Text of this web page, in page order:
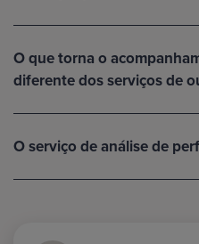
O que torna o
diferente dos serviços de
O serviço de análise de